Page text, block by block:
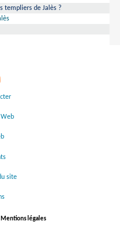
templiers de Jalès ?
site
Mentions légales